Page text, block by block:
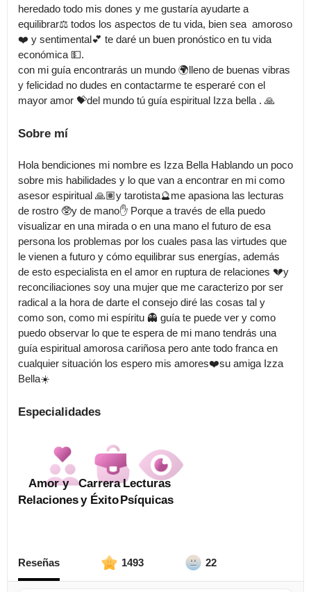
heredado todo mis dones y me gustaría ayudarte a
equilibrar⚖️ todos los aspectos de tu vida, bien sea  amoroso
❤️ y sentimental💕 te daré un buen pronóstico en tu vida
económica 💵.
con mi guía encontrarás un mundo 🌍lleno de buenas vibras
y felicidad no dudes en contactarme te esperaré con el
mayor amor 💝del mundo tú guía espiritual Izza bella . 🙏
Sobre mí
Hola bendiciones mi nombre es Izza Bella Hablando un poco
sobre mis habilidades y lo que van a encontrar en mi como
asesor espiritual 🙏🏽y tarotista🔮me apasiona las lecturas
de rostro 🥸y de mano✋ Porque a través de ella puedo
visualizar en una mirada o en una mano el futuro de esa
persona los problemas por los cuales pasa las virtudes que
le vienen a futuro y cómo equilibrar sus energías, además
de esto especialista en el amor en ruptura de relaciones 💔y
reconciliaciones soy una mujer que me caracterizo por ser
radical a la hora de darte el consejo diré las cosas tal y
como son, como mi espíritu 👻 guía te puede ver y como
puedo observar lo que te espera de mi mano tendrás una
guía espiritual amorosa cariñosa pero ante todo franca en
cualquier situación los espero mis amores❤️su amiga Izza
Especialidades
Amor y
Relaciones
Carrera
y Éxito
Lecturas
Psíquicas
Reseñas 1493 22